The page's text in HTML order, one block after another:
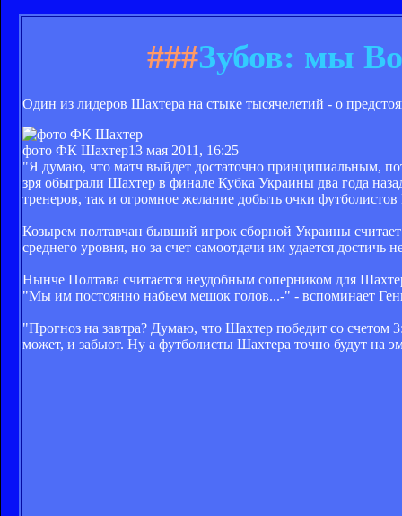
###Зубов: мы
Один из лидеров Шахтера на стыке тысячелетий - о
фото ФК Шахтер13 мая 2011, 16:25
"Я думаю, что матч выйдет достаточно принципиальным,
зря обыграли Шахтер в финале Кубка Украины два года
тренеров, так и огромное желание добыть очки
Козырем полтавчан бывший игрок сборной Украины
среднего уровня, но за счет самоотдачи им удается достичь
Нынче Полтава считается неудобным соперником для
"Мы им постоянно набьем мешок голов...-" - вспоминает
"Прогноз на завтра? Думаю, что Шахтер победит со счетом
может, и забьют. Ну а футболисты Шахтера точно будут на